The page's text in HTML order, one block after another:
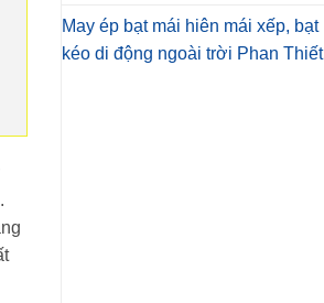
May ép bạt mái hiên mái xếp, bạt
kéo di động ngoài trời Phan Thiết